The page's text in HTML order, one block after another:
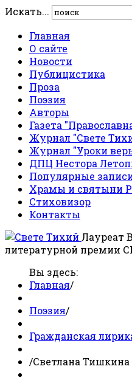
Искать...
Главная
О сайте
Новости
Публицистика
Проза
Поэзия
Авторы
Газета
Журнал "Свете
Журнал "Уроки
ДПЦ Нестора
Популярные
Храмы и святыни
Стиховизор
Контакты
Лауреат
литературной премии
Вы здесь:
Главная/
Поэзия/
Гражданская
/Светлана Тишкина